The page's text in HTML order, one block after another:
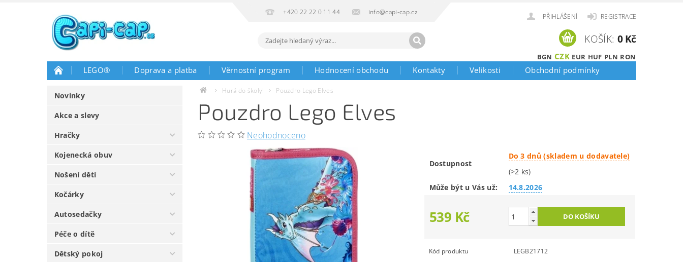
+420 22 22 0 11 44 info@capi-cap.cz
PŘIHLÁŠENÍ REGISTRACE
BGN CZK EUR HUF PLN RON
KOŠÍK: 0 Kč
LEGO® Doprava a platba Věrnostní program Hodnocení obchodu Kontakty Velikosti Obchodní podmínky
Novinky
Akce a slevy
Hračky
Kojenecká obuv
Nošení dětí
Kočárky
Autosedačky
Péče o dítě
Dětský pokoj
Hurá do školy! Pouzdro Lego Elves
Pouzdro Lego Elves
Neohodnoceno
Dostupnost
Do 3 dnů (skladem u dodavatele)
(>2 ks)
Může být u Vás už:
14.8.2026
539 Kč
Kód produktu
LEGB21712